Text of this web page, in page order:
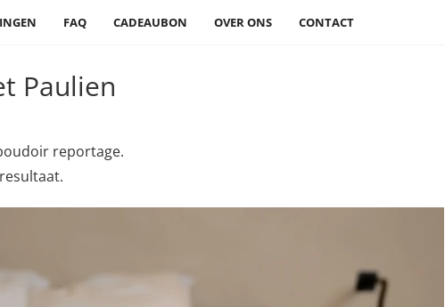
FAQ CADEAUBON OVER ONS CONTACT
Paulien
reportage.